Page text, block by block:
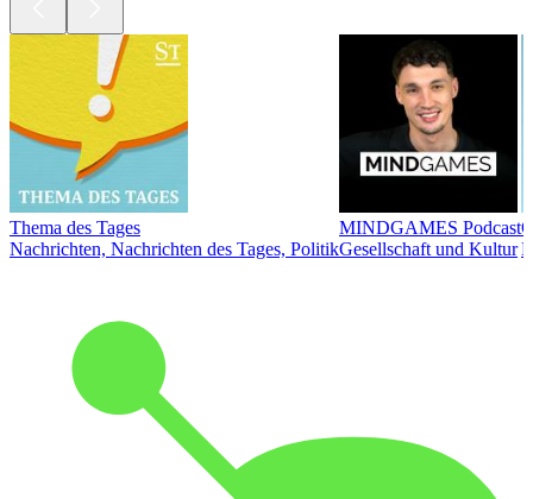
Thema des Tages
Nachrichten, Nachrichten des Tages, Politik
MINDGAMES Podcast
Gesellschaft und Kultur